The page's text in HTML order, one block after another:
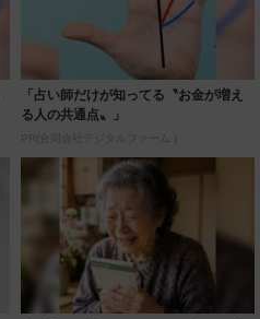
「占い師だけが知ってる〝お金が増え
る人の共通点〟」
PR(合同会社デジタルファーム )